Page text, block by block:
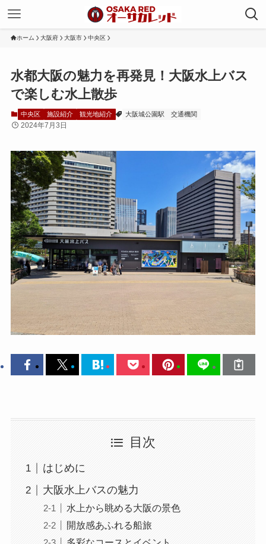
ホーム 大阪府 大阪市 中央区
水都大阪の魅力を再発見！大阪水上バス
で楽しむ水上散歩
中央区 施設紹介 観光地紹介 大阪城公園駅 交通機関
2024年7月3日
目次
はじめに
大阪水上バスの魅力
水上から眺める大阪の景色
開放感あふれる船旅